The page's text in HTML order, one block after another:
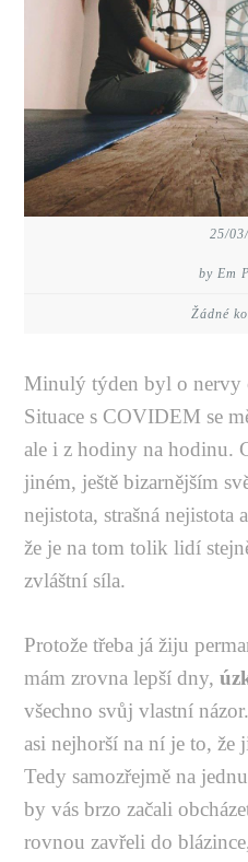
25/
by Em
Žádné
Minulý týden byl o nervy
Situace s COVIDEM se
ale i z hodiny na hodinu.
jiném, ještě bizarnějším
nejistota, strašná nejistota
že je na tom tolik lidí
zvláštní síla.
Protože třeba já žiju
mám zrovna lepší dny,
všechno svůj vlastní
asi nejhorší na ní je to,
Tedy samozřejmě na
by vás brzo začali
rovnou zavřeli do